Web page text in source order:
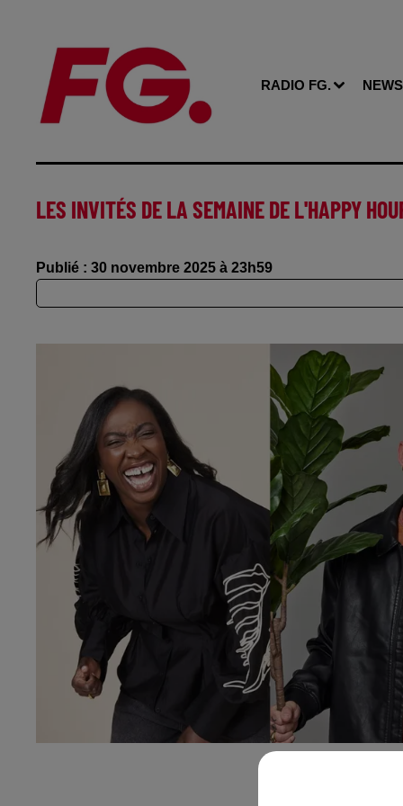
RADIO FG. NEWS
LES INVITÉS DE LA SEMAINE DE L'HAPPY
Publié : 30 novembre 2025 à 23h59